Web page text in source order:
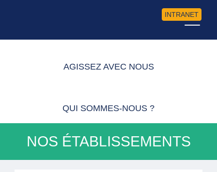
INTRANET
AGISSEZ AVEC NOUS
QUI SOMMES-NOUS ?
NOS ÉTABLISSEMENTS